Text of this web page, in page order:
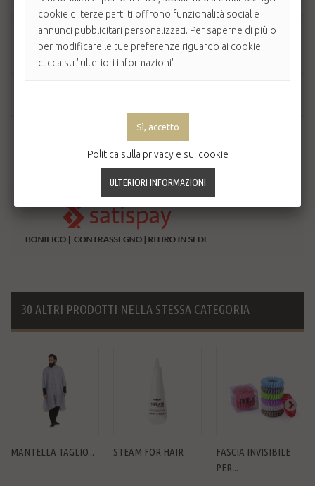
Quantità
30 ALTRI PRODOTTI NELLA STESSA CATEGORIA
MANTELLA TAGLIO... STEAM FOR HAIR
FASCIA INVISIBILE
PER...
cookie di terze parti ti offrono funzionalità social e
annunci pubblicitari personalizzati. Per saperne di più o
per modificare le tue preferenze riguardo ai cookie
clicca su "ulteriori informazioni".
Politica sulla privacy e sui cookie